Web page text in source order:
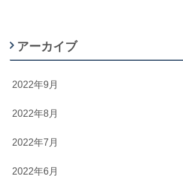
アーカイブ
2022年9月
2022年8月
2022年7月
2022年6月